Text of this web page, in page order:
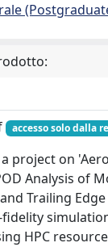
accesso solo dalla
project on
Analysis of
Trailing
HPC